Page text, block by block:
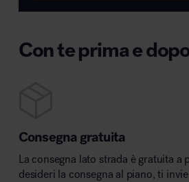
Con te prima e
Consegna gratuita
La consegna lato strada è gratuita
desideri la consegna al piano, ti